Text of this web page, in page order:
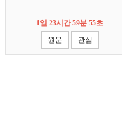
1일 23시간 59분 54초
원문
관심